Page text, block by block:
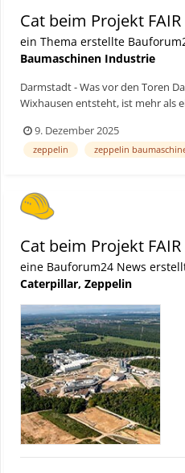
Cat beim Projekt
ein Thema erstellte
Baumaschinen Industrie
Darmstadt - Was vor den Toren
Wixhausen entsteht, ist mehr als
internationalen
darum, das Universum im Labor
9. Dezember 2025
zeppelin zeppelin
Cat beim Projekt
eine Bauforum24 News
Caterpillar, Zeppelin